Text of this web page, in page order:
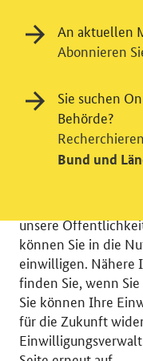
© 2026
RSS
Impressum
Einwilligung
Videodienst
Wir bitten Sie an
verschiedene
unsere
können Sie in die
einwilligen. Nähere
finden Sie, wenn
Sie können Ihre
für die Zukunft
An aktuellen
Abonnieren
Sie suchen
Behörde?
Bund und